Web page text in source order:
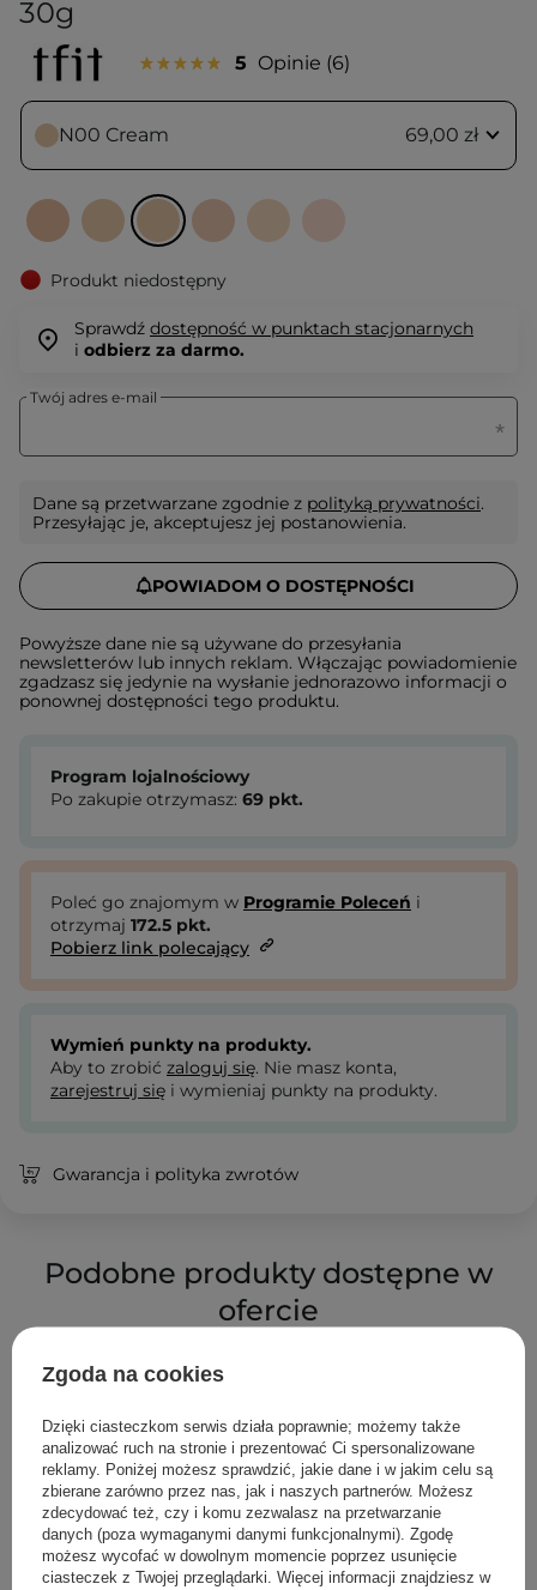
30g
5 Opinie 6
N00 Cream 69,00 zł
Produkt niedostępny
Sprawdź dostępność w punktach stacjonarnych
i odbierz za darmo.
Twój adres e-mail
Dane są przetwarzane zgodnie z polityką prywatności.
Przesyłając je, akceptujesz jej postanowienia.
POWIADOM O DOSTĘPNOŚCI
Powyższe dane nie są używane do przesyłania
newsletterów lub innych reklam. Włączając powiadomienie
zgadzasz się jedynie na wysłanie jednorazowo informacji o
ponownej dostępności tego produktu.
Program lojalnościowy
Po zakupie otrzymasz: 69 pkt.
Poleć go znajomym w Programie Poleceń i
otrzymaj 172.5 pkt.
Pobierz link polecający
Wymień punkty na produkty.
Aby to zrobić zaloguj się. Nie masz konta,
zarejestruj się i wymieniaj punkty na produkty.
Gwarancja i polityka zwrotów
Podobne produkty dostępne w
ofercie
Zgoda na cookies
Dzięki ciasteczkom serwis działa poprawnie; możemy także
analizować ruch na stronie i prezentować Ci spersonalizowane
reklamy. Poniżej możesz sprawdzić, jakie dane i w jakim celu są
zbierane zarówno przez nas, jak i naszych partnerów. Możesz
zdecydować też, czy i komu zezwalasz na przetwarzanie
danych (poza wymaganymi danymi funkcjonalnymi). Zgodę
możesz wycofać w dowolnym momencie poprzez usunięcie
ciasteczek z Twojej przeglądarki. Więcej informacji znajdziesz w